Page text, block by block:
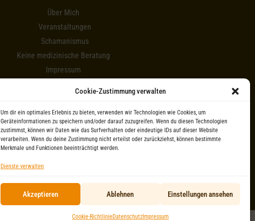
Cookie-Zustimmung verwalten
Um dir ein optimales Erlebnis zu bieten, verwenden wir Technologien wie Cookies, um
Geräteinformationen zu speichern und/oder darauf zuzugreifen. Wenn du diesen Technologien
zustimmst, können wir Daten wie das Surfverhalten oder eindeutige IDs auf dieser Website
verarbeiten. Wenn du deine Zustimmung nicht erteilst oder zurückziehst, können bestimmte
Merkmale und Funktionen beeinträchtigt werden.
Dienste verwalten
Akzeptieren Ablehnen Einstellungen ansehen
Cookie-RichtlinieDatenschutzImpressum
Über Mich
Veranstaltungen
Schamanismus
Keine medizinische Beratung
Impressum